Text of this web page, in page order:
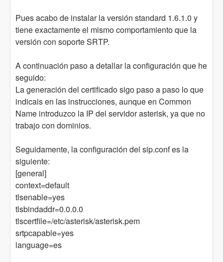
Pues acabo de instalar la versión standard 1.6.1.0 y
tiene exactamente el mismo comportamiento que la
versión con soporte SRTP.
A continuación paso a detallar la configuración que he
seguido:
La generación del certificado sigo paso a paso lo que
indicais en las instrucciones, aunque en Common
Name introduzco la IP del servidor asterisk, ya que no
trabajo con dominios.
Seguidamente, la configuración del sip.conf es la
siguiente:
[general]
context=default
tlsenable=yes
tlsbindaddr=0.0.0.0
tlscertfile=/etc/asterisk/asterisk.pem
srtpcapable=yes
language=es